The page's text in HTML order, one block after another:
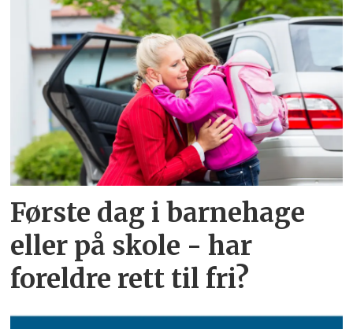
Første dag i barnehage
eller på skole - har
foreldre rett til fri?